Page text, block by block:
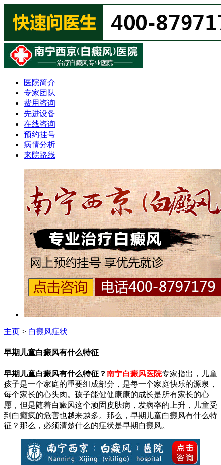
医院简介
专家团队
费用咨询
先进设备
在线咨询
预约挂号
病情分析
来院路线
主页 > 白癜风症状
早期儿童白癜风有什么特征
早期儿童白癜风有什么特征？南宁白癜风医院专家指出，
儿童
孩子是一个家庭的重要组成部分，是每一个家庭快乐的源泉，
每个家长的心头肉。孩子能健健康康的成长是所有家长的心
愿，但是随着白癜风这个顽固皮肤病，发病率的上升，儿童受
到白癫疯的危害也越来越多。那么，早期儿童白癜风有什么特
征？那么，必须清楚什么的症状是早期白癜风。